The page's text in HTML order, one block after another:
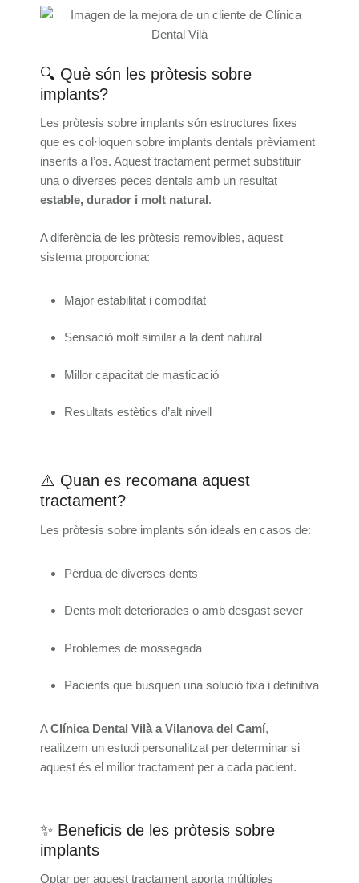
🔍 Què són les pròtesis sobre
implants?
Les pròtesis sobre implants són estructures fixes
que es col·loquen sobre implants dentals prèviament
inserits a l’os. Aquest tractament permet substituir
una o diverses peces dentals amb un resultat
estable, durador i molt natural.
A diferència de les pròtesis removibles, aquest
sistema proporciona:
Major estabilitat i comoditat
Sensació molt similar a la dent natural
Millor capacitat de masticació
Resultats estètics d’alt nivell
⚠️ Quan es recomana aquest
tractament?
Les pròtesis sobre implants són ideals en casos de:
Pèrdua de diverses dents
Dents molt deteriorades o amb desgast sever
Problemes de mossegada
Pacients que busquen una solució fixa i definitiva
AClínica Dental Vilà a Vilanova del Camí,
realitzem un estudi personalitzat per determinar si
aquest és el millor tractament per a cada pacient.
✨ Beneficis de les pròtesis sobre
implants
Optar per aquest tractament aporta múltiples